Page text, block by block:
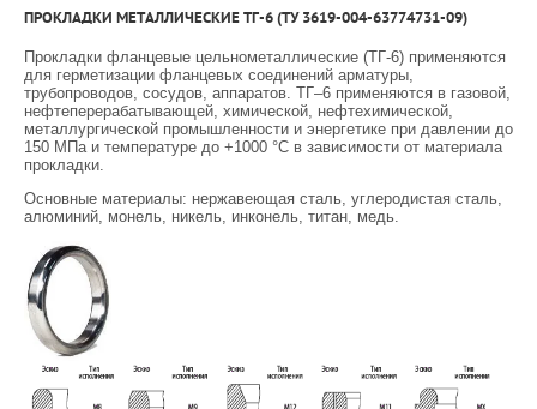
ПРОКЛАДКИ МЕТАЛЛИЧЕСКИЕ ТГ-6 (ТУ 3619-004-63774731-09)
Прокладки фланцевые цельнометаллические (ТГ-6) применяются
для герметизации фланцевых соединений арматуры,
трубопроводов, сосудов, аппаратов. ТГ–6 применяются в газовой,
нефтеперерабатывающей, химической, нефтехимической,
металлургической промышленности и энергетике при давлении до
150 МПа и температуре до +1000 °С в зависимости от материала
прокладки.
Основные материалы: нержавеющая сталь, углеродистая сталь,
алюминий, монель, никель, инконель, титан, медь.